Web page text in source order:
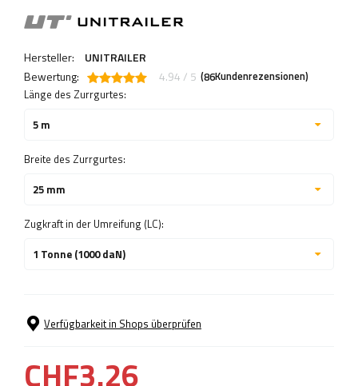
Hersteller:
UNITRAILER
Bewertung:
4.94 / 5 (86Kundenrezensionen)
Länge des Zurrgurtes:
5 m
Breite des Zurrgurtes:
25 mm
Zugkraft in der Umreifung (LC):
1 Tonne (1000 daN)
Verfügbarkeit in Shops überprüfen
CHF3.26